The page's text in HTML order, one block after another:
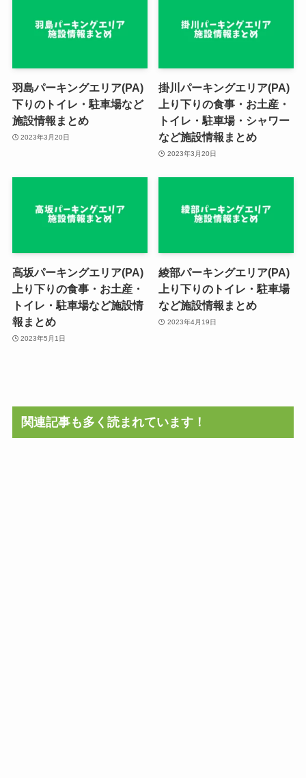
羽島パーキングエリア(PA)
下りのトイレ・駐車場など
施設情報まとめ
2023年3月20日
掛川パーキングエリア(PA)
上り下りの食事・お土産・
トイレ・駐車場・シャワー
など施設情報まとめ
2023年3月20日
高坂パーキングエリア(PA)
上り下りの食事・お土産・
トイレ・駐車場など施設情
報まとめ
2023年5月1日
綾部パーキングエリア(PA)
上り下りのトイレ・駐車場
など施設情報まとめ
2023年4月19日
関連記事も多く読まれています！